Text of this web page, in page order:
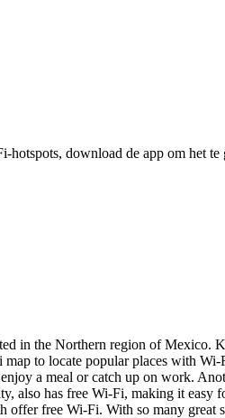
download de app om het
in the Northern region of Mexico.
to locate popular places with
a meal or catch up on work.
also has free Wi-Fi, making it
offer free Wi-Fi. With so many